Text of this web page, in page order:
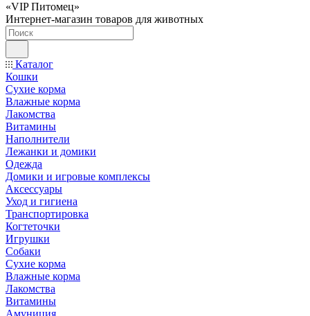
«VIP Питомец»
Интернет-магазин товаров для животных
Каталог
Кошки
Сухие корма
Влажные корма
Лакомства
Витамины
Наполнители
Лежанки и домики
Одежда
Домики и игровые комплексы
Аксессуары
Уход и гигиена
Транспортировка
Когтеточки
Игрушки
Собаки
Сухие корма
Влажные корма
Лакомства
Витамины
Амуниция